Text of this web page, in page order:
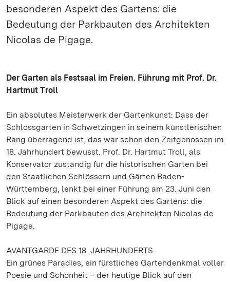
besonderen Aspekt des Gartens: die
Bedeutung der Parkbauten des Architekten
Nicolas de Pigage.
Der Garten als Festsaal im Freien. Führung mit Prof. Dr.
Hartmut Troll
Ein absolutes Meisterwerk der Gartenkunst: Dass der
Schlossgarten in Schwetzingen in seinem künstlerischen
Rang überragend ist, das war schon den Zeitgenossen im
18. Jahrhundert bewusst. Prof. Dr. Hartmut Troll, als
Konservator zuständig für die historischen Gärten bei
den Staatlichen Schlössern und Gärten Baden-
Württemberg, lenkt bei einer Führung am 23. Juni den
Blick auf einen besonderen Aspekt des Gartens: die
Bedeutung der Parkbauten des Architekten Nicolas de
Pigage.
AVANTGARDE DES 18. JAHRHUNDERTS
Ein grünes Paradies, ein fürstliches Gartendenkmal voller
Poesie und Schönheit – der heutige Blick auf den